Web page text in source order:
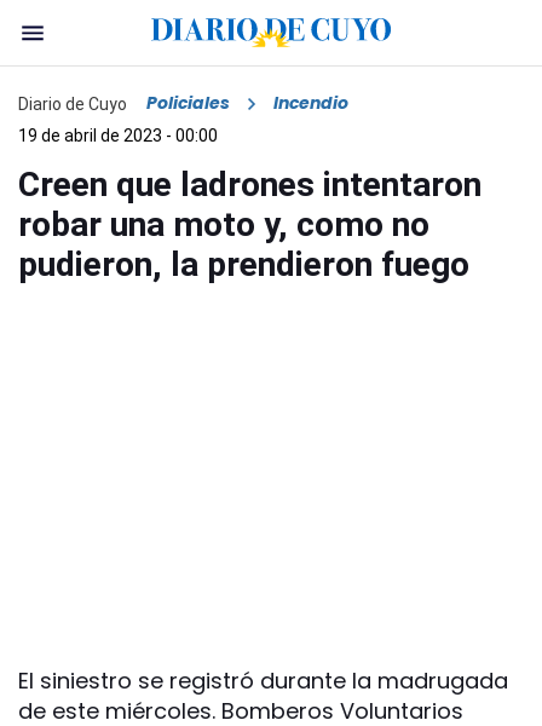
Diario de Cuyo Policiales Incendio
19 de abril de 2023 - 00:00
Creen que ladrones intentaron
robar una moto y, como no
pudieron, la prendieron fuego
El siniestro se registró durante la madrugada
de este miércoles. Bomberos Voluntarios